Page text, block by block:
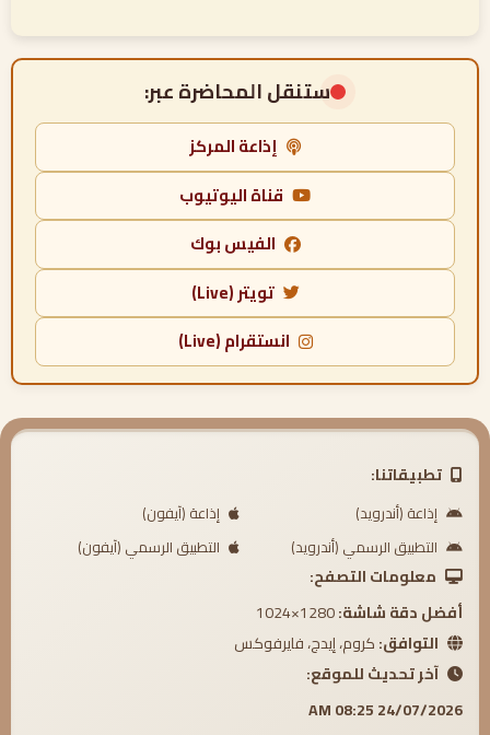
ستنقل المحاضرة عبر:
إذاعة المركز
قناة اليوتيوب
الفيس بوك
تويتر (Live)
انستقرام (Live)
تطبيقاتنا:
إذاعة (أندرويد)
إذاعة (آيفون)
التطبيق الرسمي (أندرويد)
التطبيق الرسمي (آيفون)
معلومات التصفح:
أفضل دقة شاشة:
التوافق:كروم، إيدج، فايرفوكس
آخر تحديث للموقع:
24/07/2026 08:25 AM